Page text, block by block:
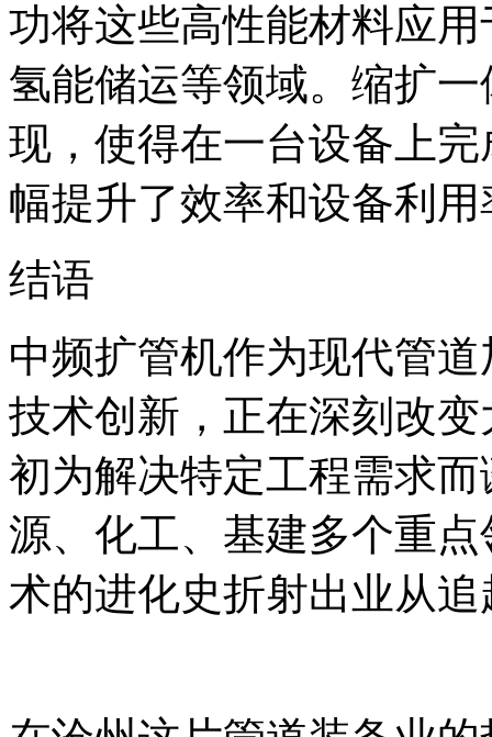
功将这些高性能材料应
氢能储运等领域。缩扩
现，使得在一台设备上
幅提升了效率和设备利用
结语
中频扩管机作为现代管
技术创新，正在深刻改
初为解决特定工程需求
源、化工、基建多个重
术的进化史折射出业从